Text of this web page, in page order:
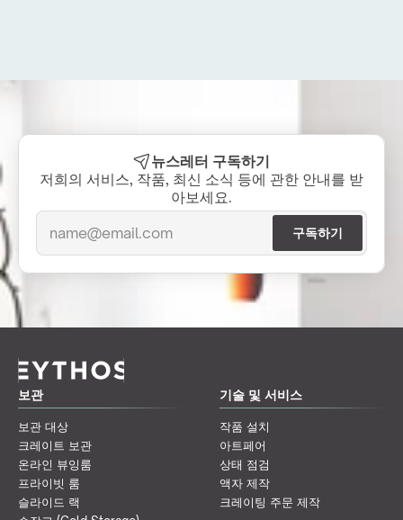
뉴스레터 구독하기
저희의 서비스, 작품, 최신 소식 등에 관한 안내를 받
아보세요.
보관
보관 대상
크레이트 보관
온라인 뷰잉룸
프라이빗 룸
슬라이드 랙
기술 및 서비스
작품 설치
아트페어
상태 점검
액자 제작
크레이팅 주문 제작